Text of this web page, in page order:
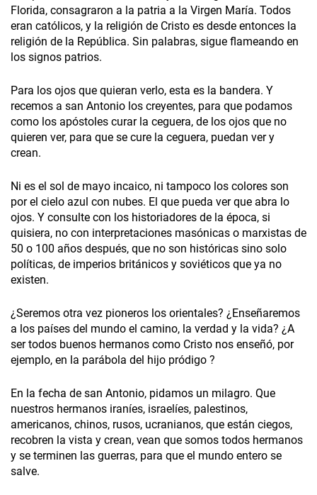
Florida, consagraron a la patria a la Virgen María. Todos
eran católicos, y la religión de Cristo es desde entonces la
religión de la República. Sin palabras, sigue flameando en
los signos patrios.
Para los ojos que quieran verlo, esta es la bandera. Y
recemos a san Antonio los creyentes, para que podamos
como los apóstoles curar la ceguera, de los ojos que no
quieren ver, para que se cure la ceguera, puedan ver y
crean.
Ni es el sol de mayo incaico, ni tampoco los colores son
por el cielo azul con nubes. El que pueda ver que abra lo
ojos. Y consulte con los historiadores de la época, si
quisiera, no con interpretaciones masónicas o marxistas de
50 o 100 años después, que no son históricas sino solo
políticas, de imperios británicos y soviéticos que ya no
existen.
¿Seremos otra vez pioneros los orientales? ¿Enseñaremos
a los países del mundo el camino, la verdad y la vida? ¿A
ser todos buenos hermanos como Cristo nos enseñó, por
ejemplo, en la parábola del hijo pródigo ?
En la fecha de san Antonio, pidamos un milagro. Que
nuestros hermanos iraníes, israelíes, palestinos,
americanos, chinos, rusos, ucranianos, que están ciegos,
recobren la vista y crean, vean que somos todos hermanos
y se terminen las guerras, para que el mundo entero se
salve.